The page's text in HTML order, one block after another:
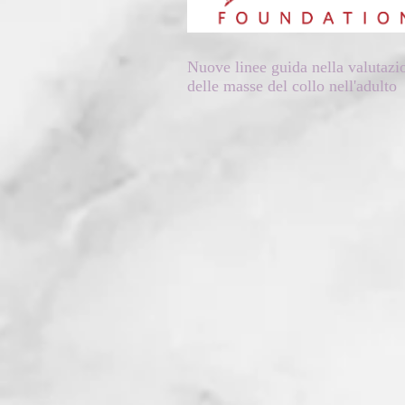
Nuove linee guida nella
delle masse del collo nell'adulto